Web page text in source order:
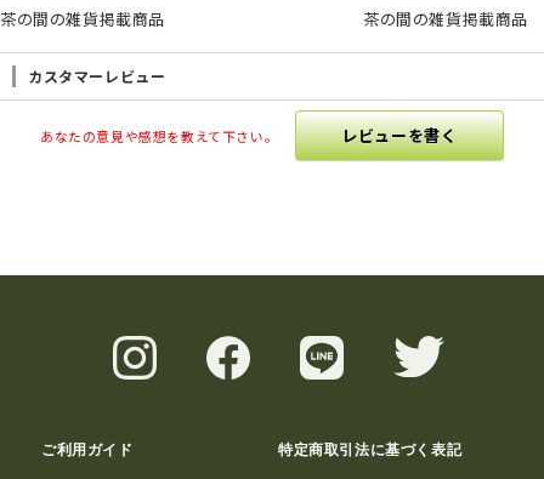
茶の間の雑貨掲載商品 茶の間の雑貨掲載商品
カスタマーレビュー
あなたの意見や感想を教えて下さい。 レビューを書く
ご利用ガイド 特定商取引法に基づく表記